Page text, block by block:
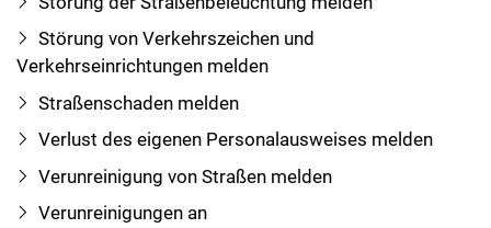
Störung von Verkehrszeichen und
Verkehrseinrichtungen melden
Straßenschaden melden
Verlust des eigenen Personalausweises melden
Verunreinigung von Straßen melden
Verunreinigungen an